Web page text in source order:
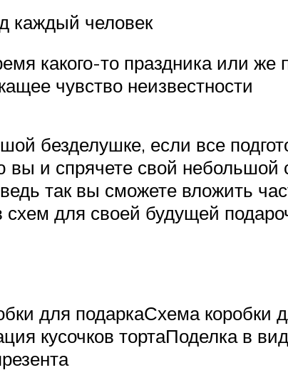
каждый человек
какого-то праздника или же
чувство неизвестности
безделушке, если все
вы и спрячете свой
так вы сможете вложить
для своей будущей
для подаркаСхема коробки
кусочков тортаПоделка в